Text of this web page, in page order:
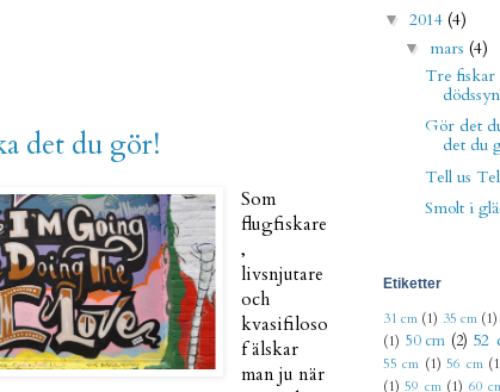
det du gör!
Som
flugfiskare
,
livsnjutare
och
kvasifiloso
f älskar
man ju när
▼ 2014 (4)
▼ mars (4)
Tre fiskar
Gör det
det du
Tell us
Smolt i
Etiketter
31 cm (1) 35 cm (1)
(1) 50 cm (2) 52
55 cm (1) 56 cm
(1) 59 cm (1) 60